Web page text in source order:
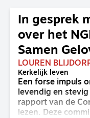
In gesprek
over het
Samen
LOUREN
Kerkelijk leven
Een forse impuls
levendig en
rapport van de
lezen. Deze